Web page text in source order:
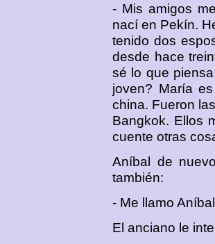
- Mis amigos
nací en Pekín.
tenido dos
desde hace
sé lo que
joven? María
china. Fueron
Bangkok. Ellos
cuente otras
Aníbal de
también:
- Me llamo
El anciano le